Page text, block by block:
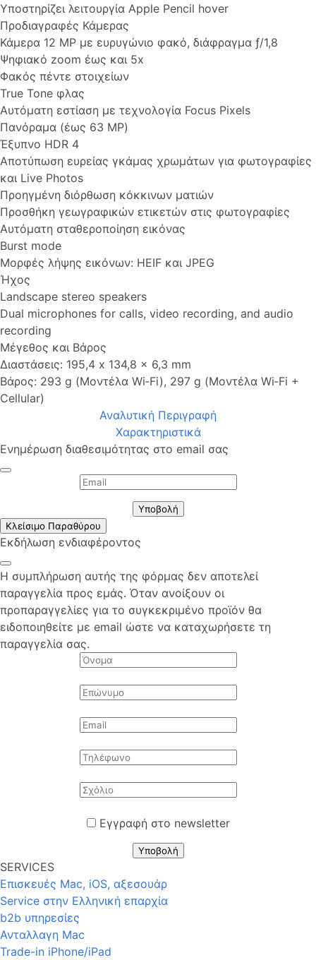
Υποστηρίζει λειτουργία Apple Pencil hover
Προδιαγραφές Κάμερας
Κάμερα 12 MP με ευρυγώνιο φακό, διάφραγμα ƒ/1,8
Ψηφιακό zoom έως και 5x
Φακός πέντε στοιχείων
True Tone φλας
Αυτόματη εστίαση με τεχνολογία Focus Pixels
Πανόραμα (έως 63 MP)
Έξυπνο HDR 4
Αποτύπωση ευρείας γκάμας χρωμάτων για φωτογραφίες
και Live Photos
Προηγμένη διόρθωση κόκκινων ματιών
Προσθήκη γεωγραφικών ετικετών στις φωτογραφίες
Αυτόματη σταθεροποίηση εικόνας
Burst mode
Μορφές λήψης εικόνων: HEIF και JPEG
Ήχος
Landscape stereo speakers
Dual microphones for calls, video recording, and audio
recording
Μέγεθος και Βάρος
Διαστάσεις: 195,4 x 134,8 x 6,3 mm
Βάρος: 293 g (Μοντέλα Wi‑Fi), 297 g (Μοντέλα Wi‑Fi +
Cellular)
Αναλυτική Περιγραφή
Χαρακτηριστικά
Ενημέρωση διαθεσιμότητας στο email σας
Υποβολή
Κλείσιμο Παραθύρου
Εκδήλωση ενδιαφέροντος
Η συμπλήρωση αυτής της φόρμας δεν αποτελεί
παραγγελία προς εμάς. Όταν ανοίξουν οι
προπαραγγελίες για το συγκεκριμένο προϊόν θα
ειδοποιηθείτε με email ώστε να καταχωρήσετε τη
παραγγελία σας.
Εγγραφή στο newsletter
Υποβολή
SERVICES
Επισκευές Mac, iOS, αξεσουάρ
Service στην Eλληνική επαρχία
b2b υπηρεσίες
Ανταλλαγη Mac
Trade-in iPhone/iPad